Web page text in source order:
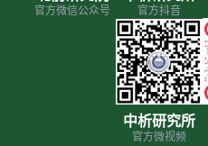
官方微信公众号 官方抖音
中析研究所
官方微视频